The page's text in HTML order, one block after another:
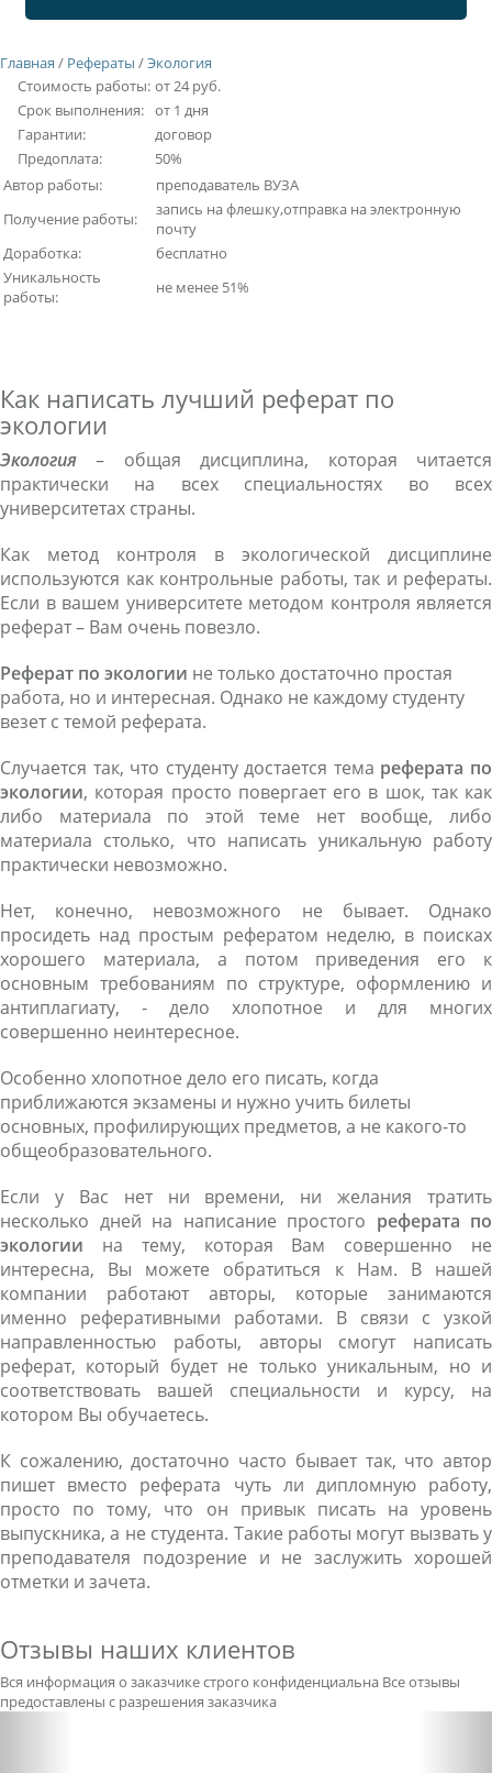
Главная / Рефераты /Экология
Стоимость работы: от 24 руб.
Срок выполнения: от 1 дня
Гарантии:
договор
Предоплата:
50%
Автор работы:
преподаватель ВУЗА
Получение работы:
запись на флешку,отправка на электронную
почту
Доработка:
бесплатно
Уникальность
работы:
не менее 51%
Как написать лучший реферат по
экологии
Экология – общая дисциплина, которая читается
практически на всех специальностях во всех
университетах страны.
Как метод контроля в экологической дисциплине
используются как контрольные работы, так и рефераты.
Если в вашем университете методом контроля является
реферат – Вам очень повезло.
Реферат по экологии не только достаточно простая
работа, но и интересная. Однако не каждому студенту
везет с темой реферата.
Случается так, что студенту достается тема реферата по
экологии, которая просто повергает его в шок, так как
либо материала по этой теме нет вообще, либо
материала столько, что написать уникальную работу
практически невозможно.
Нет, конечно, невозможного не бывает. Однако
просидеть над простым рефератом неделю, в поисках
хорошего материала, а потом приведения его к
основным требованиям по структуре, оформлению и
антиплагиату, - дело хлопотное и для многих
совершенно неинтересное.
Особенно хлопотное дело его писать, когда
приближаются экзамены и нужно учить билеты
основных, профилирующих предметов, а не какого-то
общеобразовательного.
Если у Вас нет ни времени, ни желания тратить
несколько дней на написание простого реферата по
экологии на тему, которая Вам совершенно не
интересна, Вы можете обратиться к Нам. В нашей
компании работают авторы, которые занимаются
именно реферативными работами. В связи с узкой
направленностью работы, авторы смогут написать
реферат, который будет не только уникальным, но и
соответствовать вашей специальности и курсу, на
котором Вы обучаетесь.
К сожалению, достаточно часто бывает так, что автор
пишет вместо реферата чуть ли дипломную работу,
просто по тому, что он привык писать на уровень
выпускника, а не студента. Такие работы могут вызвать у
преподавателя подозрение и не заслужить хорошей
отметки и зачета.
Отзывы наших клиентов
Вся информация о заказчике строго конфиденциальна Все отзывы
предоставлены с разрешения заказчика